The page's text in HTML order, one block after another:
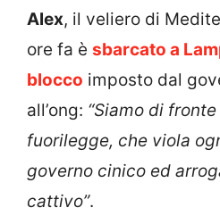
Alex, il veliero di
ore fa è sbarcato a
blocco imposto dal
all’ong: “Siamo di
fuorilegge, che viola
governo cinico ed
cattivo”.